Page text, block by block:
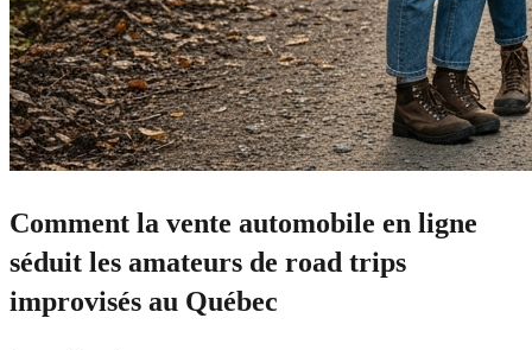
Comment la vente automobile en ligne
séduit les amateurs de road trips
improvisés au Québec